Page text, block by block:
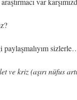
paylaşmalıyım
kriz (aşırı nüfus